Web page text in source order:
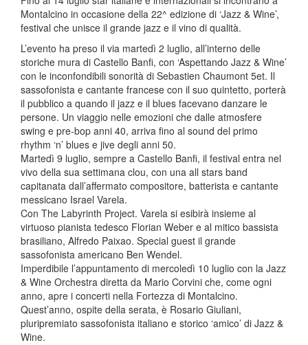
Montalcino in occasione della 22^ edizione di ‘Jazz & Wine’,
festival che unisce il grande jazz e il vino di qualità.
L’evento ha preso il via martedì 2 luglio, all’interno delle
storiche mura di Castello Banfi, con ‘Aspettando Jazz & Wine’
con le inconfondibili sonorità di Sebastien Chaumont 5et. Il
sassofonista e cantante francese con il suo quintetto, porterà
il pubblico a quando il jazz e il blues facevano danzare le
persone. Un viaggio nelle emozioni che dalle atmosfere
swing e pre-bop anni 40, arriva fino al sound del primo
rhythm ‘n’ blues e jive degli anni 50.
Martedì 9 luglio, sempre a Castello Banfi, il festival entra nel
vivo della sua settimana clou, con una all stars band
capitanata dall’affermato compositore, batterista e cantante
messicano Israel Varela.
Con The Labyrinth Project. Varela si esibirà insieme al
virtuoso pianista tedesco Florian Weber e al mitico bassista
brasiliano, Alfredo Paixao. Special guest il grande
sassofonista americano Ben Wendel.
Imperdibile l’appuntamento di mercoledì 10 luglio con la Jazz
& Wine Orchestra diretta da Mario Corvini che, come ogni
anno, apre i concerti nella Fortezza di Montalcino.
Quest’anno, ospite della serata, è Rosario Giuliani,
pluripremiato sassofonista italiano e storico ‘amico’ di Jazz &
Wine.